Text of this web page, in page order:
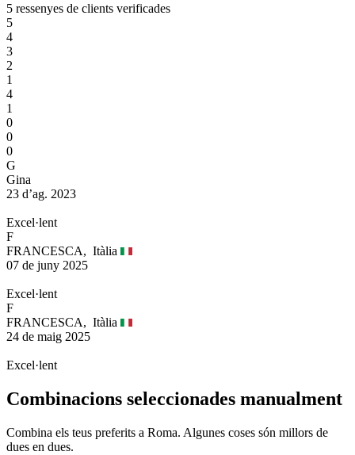
5 ressenyes de clients verificades
5
4
3
2
1
4
1
0
0
0
G
Gina
23 d’ag. 2023
Excel·lent
F
FRANCESCA, Itàlia
07 de juny 2025
Excel·lent
F
FRANCESCA, Itàlia
24 de maig 2025
Excel·lent
Combinacions seleccionades manualment
Combina els teus preferits a Roma. Algunes coses són millors de
dues en dues.